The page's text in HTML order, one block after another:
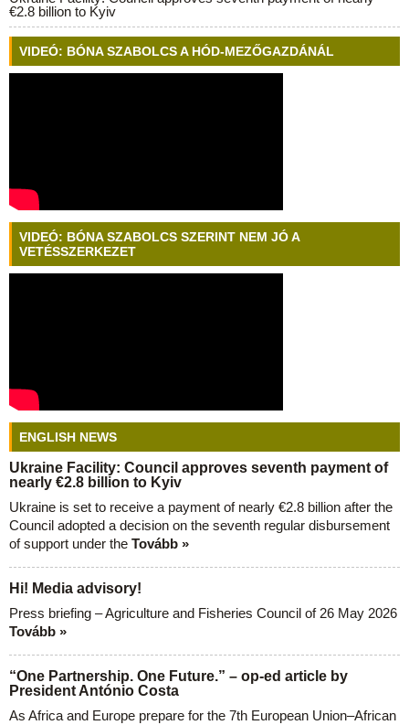
€2.8 billion to Kyiv
VIDEÓ: BÓNA SZABOLCS A HÓD-MEZŐGAZDÁNÁL
VIDEÓ: BÓNA SZABOLCS SZERINT NEM JÓ A
VETÉSSZERKEZET
ENGLISH NEWS
Ukraine Facility: Council approves seventh payment of
nearly €2.8 billion to Kyiv
Ukraine is set to receive a payment of nearly €2.8 billion after the
Council adopted a decision on the seventh regular disbursement
of support under the Tovább »
Hi! Media advisory!
Press briefing – Agriculture and Fisheries Council of 26 May 2026
Tovább »
“One Partnership. One Future.” – op-ed article by
President António Costa
As Africa and Europe prepare for the 7th European Union–African